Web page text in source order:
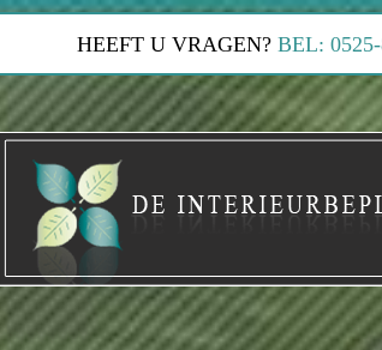
HEEFT U VRAGEN? BEL: